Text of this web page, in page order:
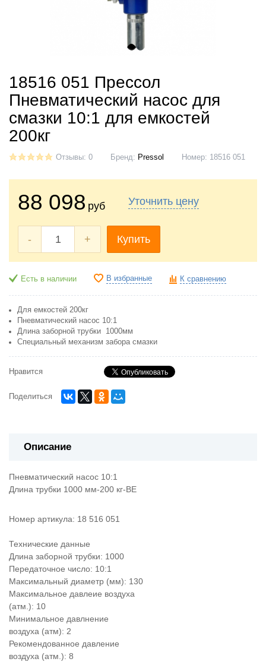
18516 051 Прессол
Пневматический насос для
смазки 10:1 для емкостей
200кг
Отзывы: 0 Бренд: Pressol Номер: 18516 051
88 098 руб
- + Купить
Уточнить цену
Есть в наличии В избранные К сравнению
Для емкостей 200кг
Пневматический насос 10:1
Длина заборной трубки 1000мм
Специальный механизм забора смазки
Нравится
Поделиться
Описание
Пневматический насос 10:1
Длина трубки 1000 мм-200 кг-BE
Номер артикула: 18 516 051
Технические данные
Длина заборной трубки: 1000
Передаточное число: 10:1
Максимальный диаметр (мм): 130
Максимальное давлеие воздуха
(атм.): 10
Минимальное давлнение
воздуха (атм): 2
Рекомендованное давление
воздуха (атм.): 8